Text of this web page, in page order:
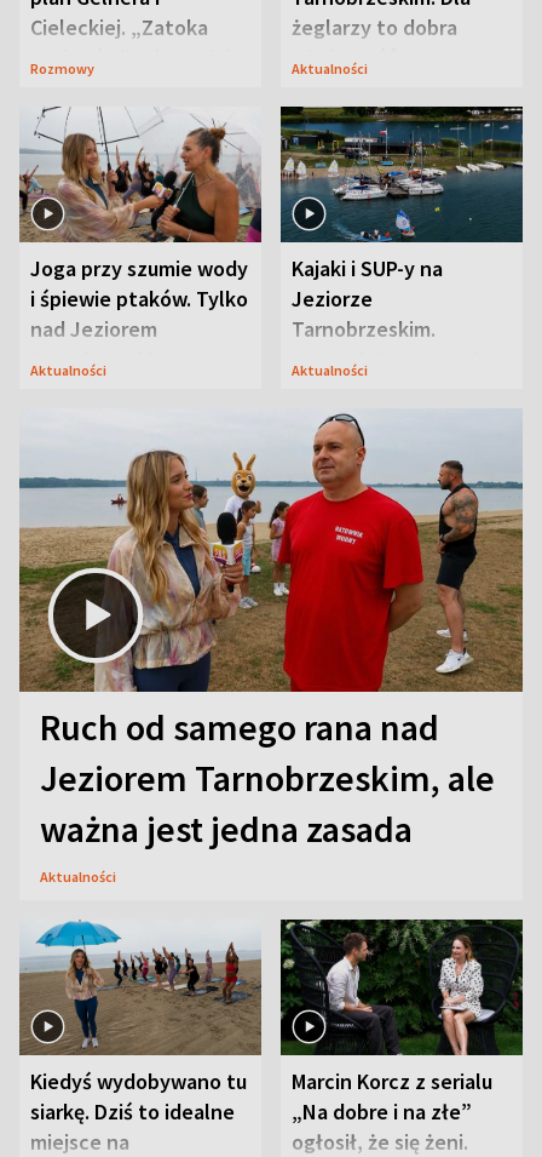
Cieleckiej. „Zatoka
szpiegów” od razu ich
Rozmowy
żeglarzy to dobra
wiadomość
Aktualności
Joga przy szumie wody
i śpiewie ptaków. Tylko
nad Jeziorem
Tarnobrzeskim
Aktualności
Kajaki i SUP-y na
Jeziorze
Tarnobrzeskim.
Przyrodnicy zwracają
Aktualności
Ruch od samego rana nad
Jeziorem Tarnobrzeskim, ale
ważna jest jedna zasada
Aktualności
Kiedyś wydobywano tu
siarkę. Dziś to idealne
miejsce na
Marcin Korcz z serialu
„Na dobre i na złe”
ogłosił, że się żeni.